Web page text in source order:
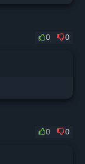
0 0
0 0